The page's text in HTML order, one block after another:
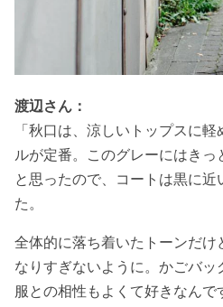
渡辺さん：
「秋口は、涼しいトップスに
ルが定番。このグレーにはき
と思ったので、コートは黒に
た。
全体的に落ち着いたトーンだけ
なりすぎないように。かごバ
服との相性もよくて好きなんで